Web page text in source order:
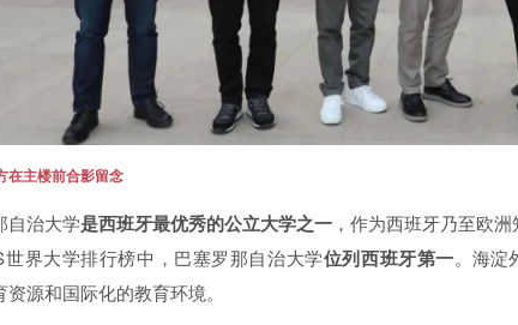
在主楼前合影留念
自治大学是西班牙最优秀的公立大学之一 ，作为西班牙乃至欧
界大学排行榜中，巴塞罗那自治大学位列西班牙第一。海淀
资源和国际化的教育环境。